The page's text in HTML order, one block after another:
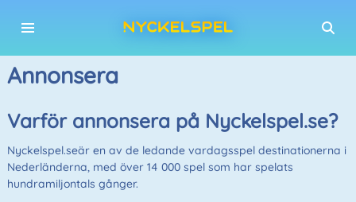
Annonsera
Varför annonsera på Nyckelspel.se?
Nyckelspel.seär en av de ledande vardagsspel destinationerna i
Nederländerna, med över 14 000 spel som har spelats
hundramiljontals gånger.